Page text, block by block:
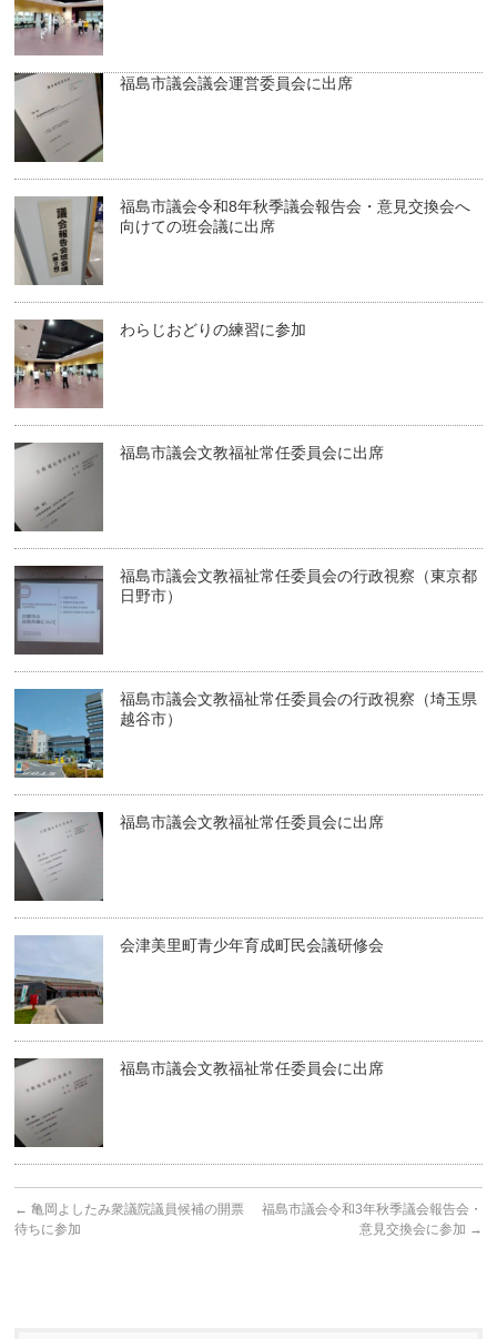
福島市議会議会運営委員会に出席
福島市議会令和8年秋季議会報告会・意見交換会へ
向けての班会議に出席
わらじおどりの練習に参加
福島市議会文教福祉常任委員会に出席
福島市議会文教福祉常任委員会の行政視察（東京都
日野市）
福島市議会文教福祉常任委員会の行政視察（埼玉県
越谷市）
福島市議会文教福祉常任委員会に出席
会津美里町青少年育成町民会議研修会
福島市議会文教福祉常任委員会に出席
← 亀岡よしたみ衆議院議員候補の開票
待ちに参加
福島市議会令和3年秋季議会報告会・
意見交換会に参加 →